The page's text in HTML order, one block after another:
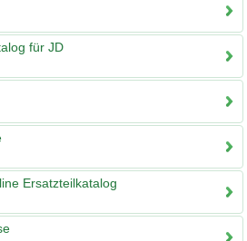
für JD
Ersatzteilkatalog